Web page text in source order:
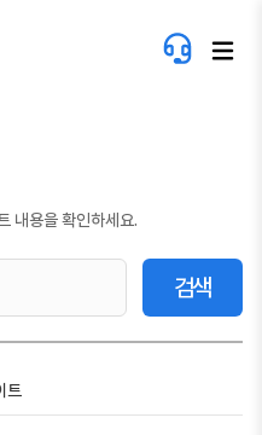
내용을 확인하세요.
검색
트